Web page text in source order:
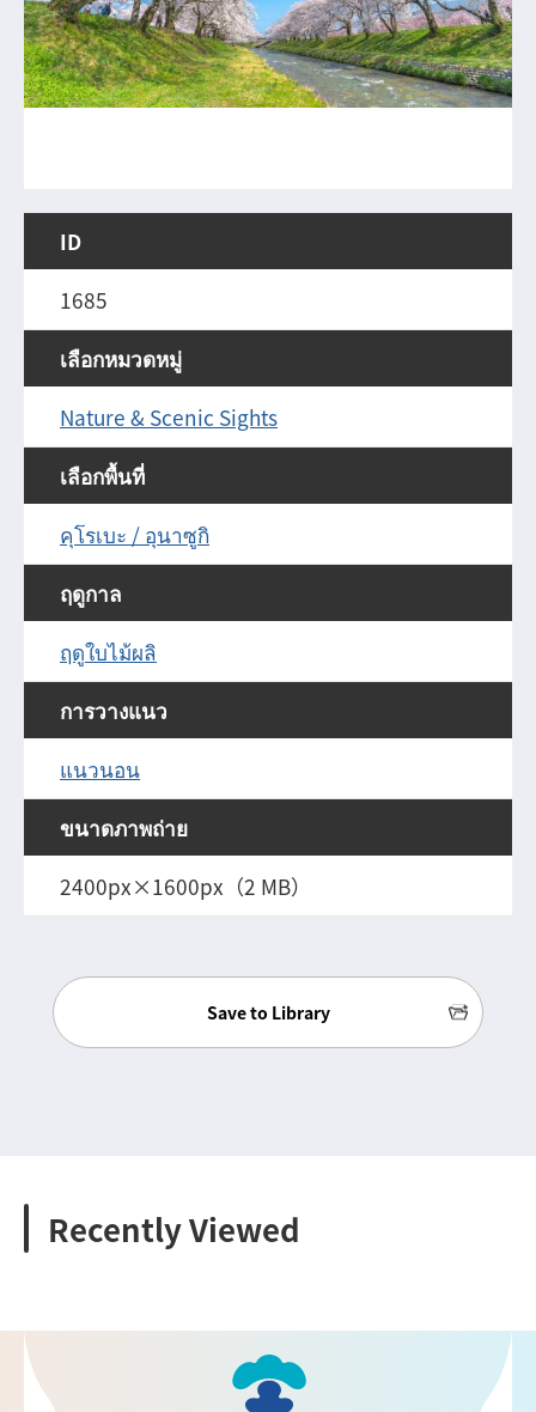
ID
1685
เลือกหมวดหมู่
Nature & Scenic Sights
เลือกพื้นที่
คุโรเบะ / อุนาซูกิ
ฤดูกาล
ฤดูใบไม้ผลิ
การวางแนว
แนวนอน
ขนาดภาพถ่าย
2400px×1600px（2 MB）
Save to Library
Recently Viewed